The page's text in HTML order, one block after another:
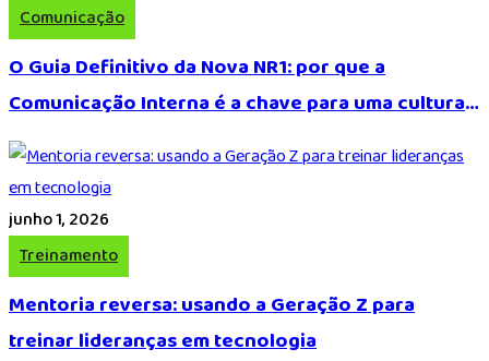
Comunicação
O Guia Definitivo da Nova NR1: por que a
Comunicação Interna é a chave para uma cultura
de segurança?
junho 1, 2026
Treinamento
Mentoria reversa: usando a Geração Z para
treinar lideranças em tecnologia